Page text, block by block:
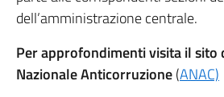
dell’amministrazione centrale.
Per approfondimenti visita il sito
Nazionale Anticorruzione(ANAC)